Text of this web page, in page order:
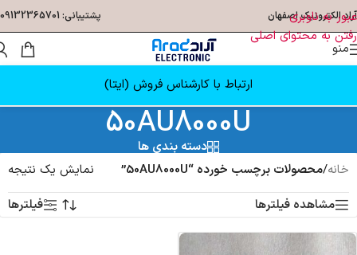
عبور به ناوبری
رفتن به محتوای اصلی
آراد الکترونیک اصفهان پشتیبانی: 09132365701
منو
ارتباط با کارشناس فروش (ایتا)
50AU8000U
دسته بندی ها
خانه/محصولات برچسب خورده “50AU8000U”
نمایش یک نتیجه
مشاهده فیلترها
فیلترها